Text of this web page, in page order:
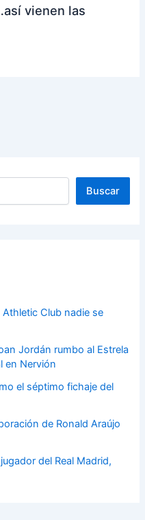
vienen las
Buscar
Athletic Club nadie se
Jordán rumbo al Estrela
en Nervión
el séptimo fichaje del
de Ronald Araújo
del Real Madrid,